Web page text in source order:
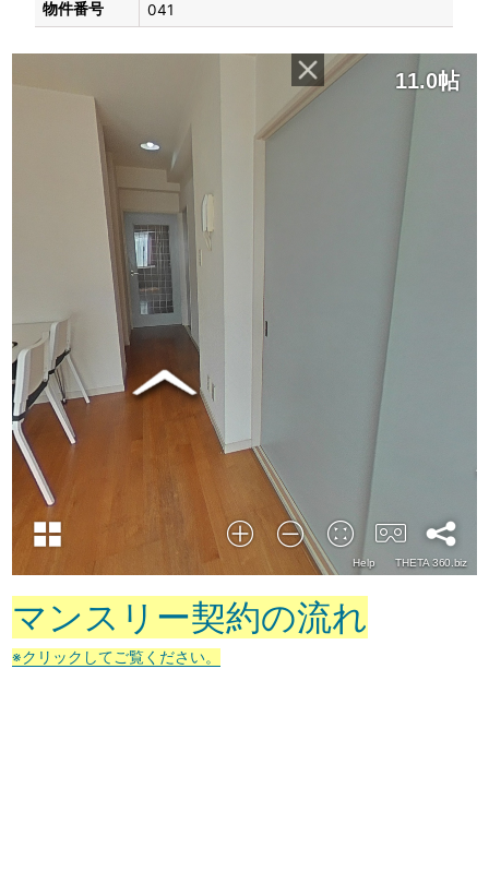
物件番号
041
マンスリー契約の流れ
※クリックしてご覧ください。